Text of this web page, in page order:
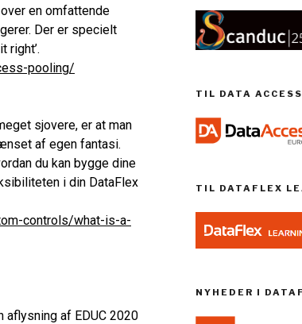
en omfattende
Der er specielt
right’.
pooling/
sjovere, er at man
af egen fantasi.
du kan bygge dine
i din DataFlex
controls/what-is-a-
aflysning af EDUC 2020
TIL DATA
TIL DATAFLEX
NYHEDER I